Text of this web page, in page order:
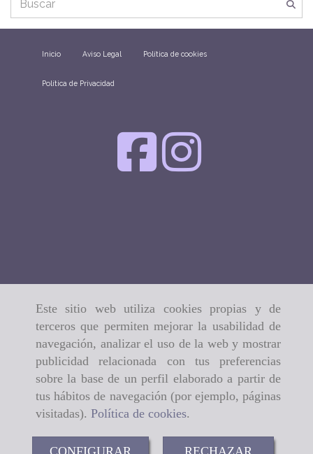
Este sitio web utiliza cookies propias y de
terceros que permiten mejorar la usabilidad de
navegación, analizar el uso de la web y mostrar
publicidad relacionada con tus preferencias
sobre la base de un perfil elaborado a partir de
tus hábitos de navegación (por ejemplo, páginas
visitadas). Política de cookies.
Inicio Aviso Legal Política de cookies
Política de Privacidad